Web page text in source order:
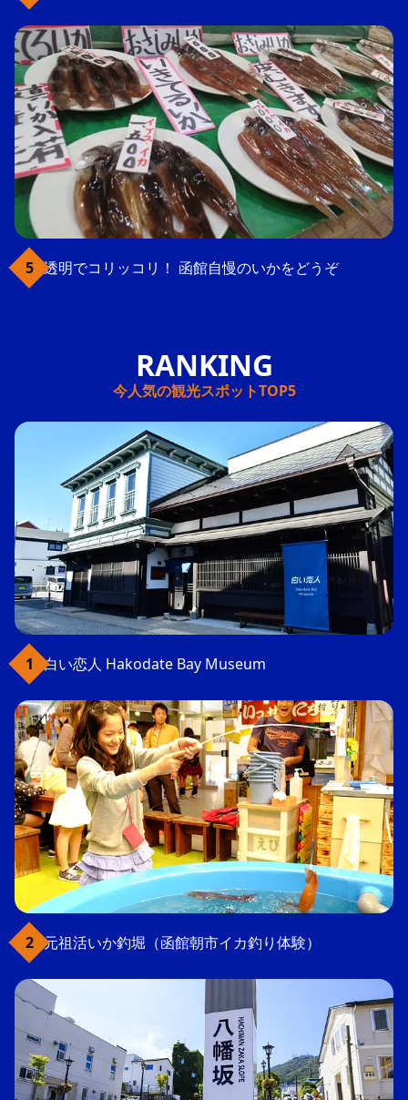
透明でコリッコリ！ 函館自慢のいかをどうぞ
今人気の観光スポットTOP5
白い恋人 Hakodate Bay Museum
元祖活いか釣堀（函館朝市イカ釣り体験）